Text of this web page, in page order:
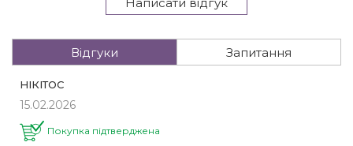
Написати відгук
Відгуки Запитання
НІКІТОС
15.02.2026
Покупка підтверджена